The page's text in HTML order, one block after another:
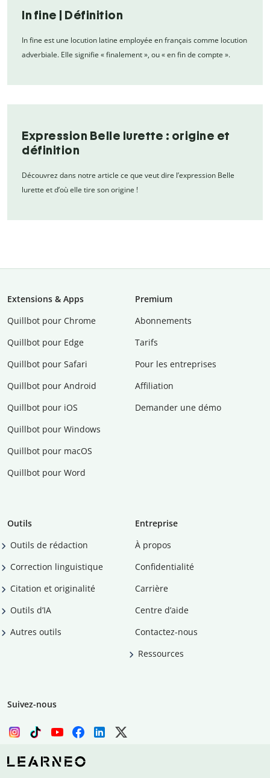
In fine | Définition
In fine est une locution latine employée en français comme locution
adverbiale. Elle signifie « finalement », ou « en fin de compte ».
Expression Belle lurette : origine et
définition
Découvrez dans notre article ce que veut dire l’expression Belle
lurette et d’où elle tire son origine !
Extensions & Apps
Quillbot pour Chrome
Quillbot pour Edge
Quillbot pour Safari
Quillbot pour Android
Quillbot pour iOS
Quillbot pour Windows
Quillbot pour macOS
Quillbot pour Word
Premium
Abonnements
Tarifs
Pour les entreprises
Affiliation
Demander une démo
Outils
Outils de rédaction
Correction linguistique
Citation et originalité
Outils d’IA
Autres outils
Entreprise
À propos
Confidentialité
Carrière
Centre d’aide
Contactez-nous
Ressources
Suivez-nous